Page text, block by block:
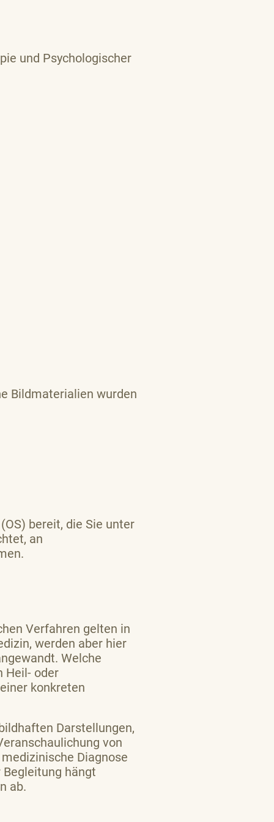
und Psychologischer
Bildmaterialien wurden
bereit, die Sie unter
an
Verfahren gelten in
werden aber hier
Welche
Heil- oder
konkreten
Darstellungen,
von
Diagnose
hängt
ab.